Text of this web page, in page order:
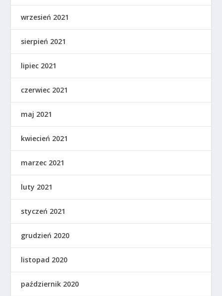
wrzesień 2021
sierpień 2021
lipiec 2021
czerwiec 2021
maj 2021
kwiecień 2021
marzec 2021
luty 2021
styczeń 2021
grudzień 2020
listopad 2020
październik 2020